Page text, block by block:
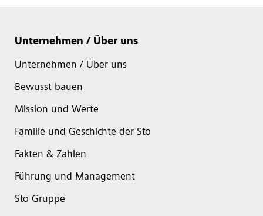
Unternehmen / Über uns
Unternehmen / Über uns
Bewusst bauen
Mission und Werte
Familie und Geschichte der Sto
Fakten & Zahlen
Führung und Management
Sto Gruppe